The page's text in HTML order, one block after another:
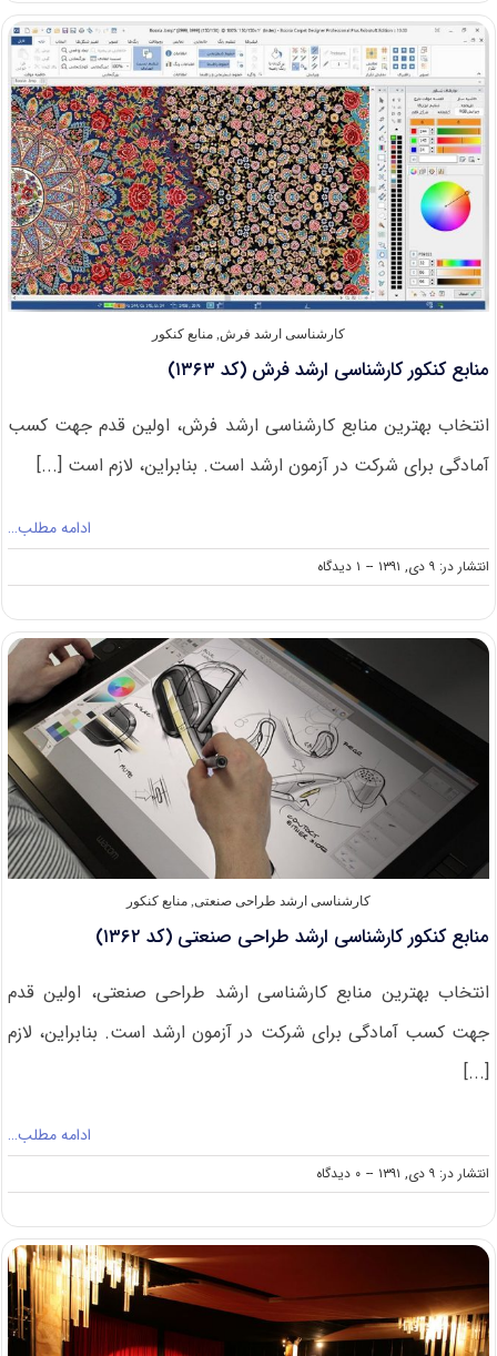
کارشناسی
ارشد
طراحی
پارچه
و
لباس
(کد
۱۳۶۴)
کارشناسی ارشد فرش منابع کنکور
منابع کنکور کارشناسی ارشد فرش (کد ۱۳۶۳)
انتخاب بهترین منابع کارشناسی ارشد فرش، اولین قدم جهت کسب
آمادگی برای شرکت در آزمون ارشد است. بنابراین، لازم است [...]
ادامه مطلب…
انتشار در: ۹ دی, ۱۳۹۱ -- ۱ دیدگاه
on
منابع
کارشناسی
ارشد
فرش
(کد
۱۳۶۳)
کارشناسی ارشد طراحی صنعتی منابع کنکور
منابع کنکور کارشناسی ارشد طراحی صنعتی (کد ۱۳۶۲)
انتخاب بهترین منابع کارشناسی ارشد طراحی صنعتی، اولین قدم
جهت کسب آمادگی برای شرکت در آزمون ارشد است. بنابراین، لازم
[...]
ادامه مطلب…
انتشار در: ۹ دی, ۱۳۹۱ -- ۰ دیدگاه
on
منابع
کارشناسی
صنعتی
(کد
۱۳۶۲)